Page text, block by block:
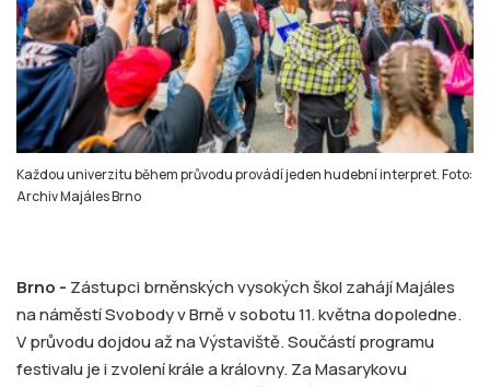
Každou univerzitu během průvodu provádí jeden hudební interpret. Foto:
Archiv Majáles Brno
Brno - Zástupci brněnských vysokých škol zahájí Majáles
na náměstí Svobody v Brně v sobotu 11. května dopoledne.
V průvodu dojdou až na Výstaviště. Součástí programu
festivalu je i zvolení krále a královny. Za Masarykovu